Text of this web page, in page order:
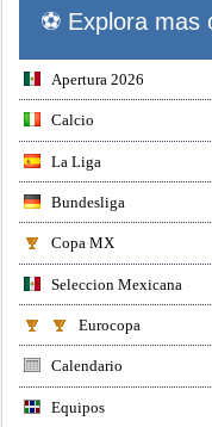
⚽ Explora mas
Apertura 2026
Calcio
La Liga
Bundesliga
Copa MX
Seleccion Mexicana
Eurocopa
Calendario
Equipos